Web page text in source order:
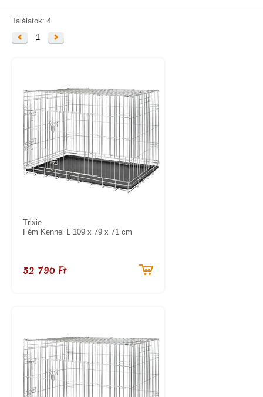
SZÁLLÍTÁSI INFORMÁCIÓK
VÁSÁRLÁSI FELTÉTELEK
KAPCSOLAT
Találatok: 4
1
Trixie
Fém Kennel L 109 x 79 x 71 cm
52 790 Ft